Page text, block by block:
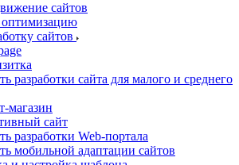
сайтов
сайтов
разработки сайта для малого и среднего
магазин
сайт
разработки Web-портала
мобильной адаптации сайтов